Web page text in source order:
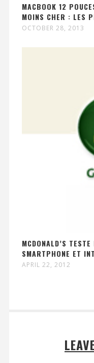
MACBOOK 12
MOINS CHER : LES
OCTOBER 28, 2013
MCDONALD’S
SMARTPHONE ET
APRIL 22, 2012